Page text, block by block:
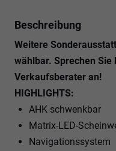
Beschreibung
Weitere
wählbar. Sprechen Sie
Verkaufsberater an!
HIGHLIGHTS:
AHK schwenkbar
Matrix-LED-
Navigationssystem